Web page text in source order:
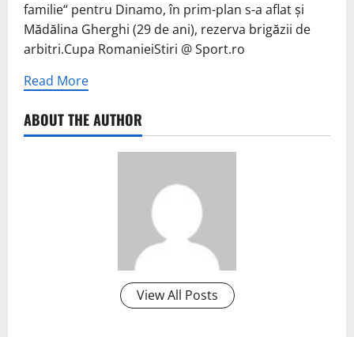
familie“ pentru Dinamo, în prim-plan s-a aflat și
Mădălina Gherghi (29 de ani), rezerva brigăzii de
arbitri.Cupa RomanieiStiri @ Sport.ro
Read More
ABOUT THE AUTHOR
View All Posts